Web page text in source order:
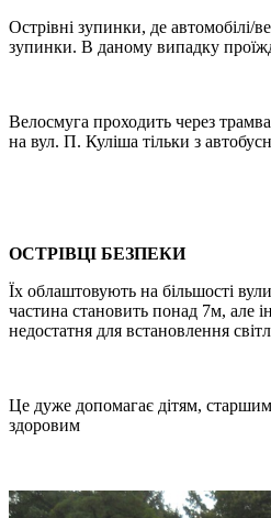
Острівні зупинки, де автомобілі/
зупинки. В даному випадку
Велосмуга проходить через
на вул. П. Куліша тільки з
ОСТРІВЦІ БЕЗПЕКИ
Їх облаштовують на більшості
частина становить понад 7м, але
недостатня для встановлення
Це дуже допомагає дітям,
здоровим